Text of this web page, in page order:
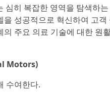
히 복잡한 영역을 탐색하
성공적으로 혁신하여 고
주요 의료 기술에 대한 원
Motors)
수여한다.